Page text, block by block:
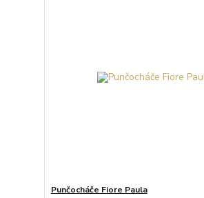
Punčocháče Fiore Paula